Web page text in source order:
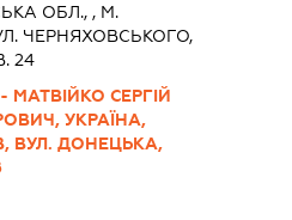
ОБЛ., , М.
ЧЕРНЯХОВСЬКОГО,
24
МАТВІЙКО СЕРГІЙ
УКРАЇНА,
ВУЛ. ДОНЕЦЬКА,